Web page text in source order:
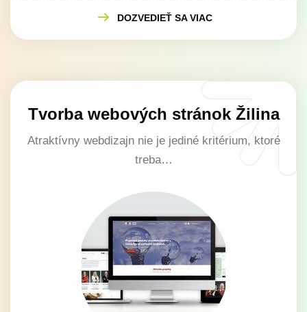
DOZVEDIEŤ SA VIAC
Tvorba webových stránok Žilina
Atraktívny webdizajn nie je jediné kritérium, ktoré
treba…